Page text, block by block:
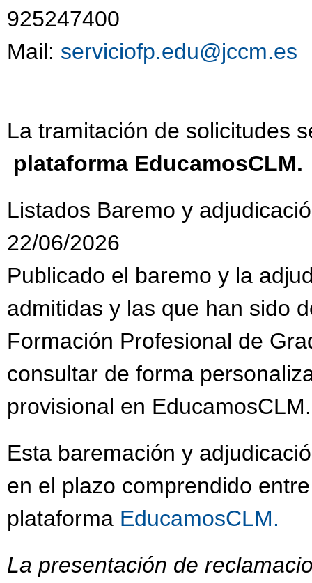
Mail: serviciofp.edu@jccm.es
La tramitación de solicitudes
plataforma EducamosCLM.
Listados Baremo y
22/06/2026
Publicado el baremo y la
admitidas y las que han sido
Formación Profesional de
consultar de forma
provisional en
Esta baremación y
en el plazo comprendido
plataforma EducamosCLM.
La presentación de